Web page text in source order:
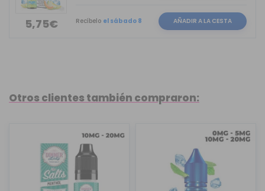
5,75€ Recíbelo el sábado 8 AÑADIR A LA CESTA
Otros clientes también compraron: